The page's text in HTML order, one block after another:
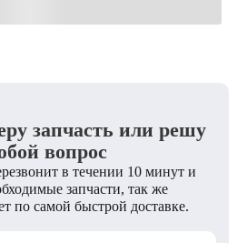
запчасть или решу
вопрос
в течении 10 минут и
запчасти, так же
по самой быстрой доставке.